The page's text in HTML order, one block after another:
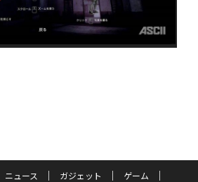
ニュース ガジェット
ゲーム